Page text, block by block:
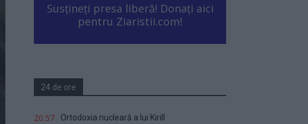
Susțineți presa liberă! Donați aici
pentru Ziaristii.com!
24 de ore
20.57 Ortodoxia nucleară a lui Kirill